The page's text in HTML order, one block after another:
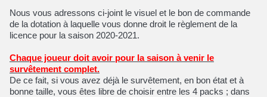
Nous vous adressons ci-joint le visuel et le bon de commande
de la dotation à laquelle vous donne droit le règlement de la
licence pour la saison 2020-2021.
Chaque joueur doit avoir pour la saison à venir le
survêtement complet.
De ce fait, si vous avez déjà le survêtement, en bon état et à
bonne taille, vous êtes libre de choisir entre les 4 packs ; dans